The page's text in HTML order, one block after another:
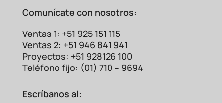
Comunícate con nosotros:
Ventas 1: +51 925 151 115
Ventas 2: +51 946 841 941
Proyectos: +51 928126 100
Teléfono fijo: (01) 710 – 9694
Escríbanos al: